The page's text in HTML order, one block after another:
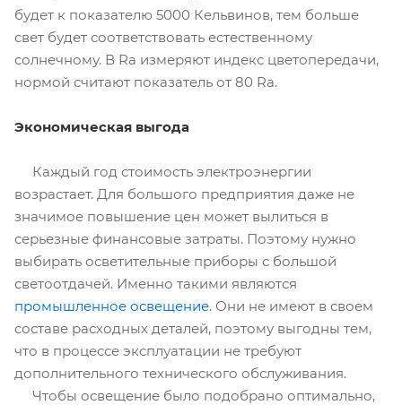
будет к показателю 5000 Кельвинов, тем больше
свет будет соответствовать естественному
солнечному. В Ra измеряют индекс цветопередачи,
нормой считают показатель от 80 Ra.
Экономическая выгода
Каждый год стоимость электроэнергии
возрастает. Для большого предприятия даже не
значимое повышение цен может вылиться в
серьезные финансовые затраты. Поэтому нужно
выбирать осветительные приборы с большой
светоотдачей. Именно такими являются
промышленное освещение. Они не имеют в своем
составе расходных деталей, поэтому выгодны тем,
что в процессе эксплуатации не требуют
дополнительного технического обслуживания.
Чтобы освещение было подобрано оптимально,